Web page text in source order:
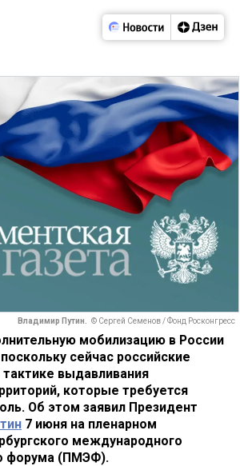
Владимир Путин. © Сергей Семенов / Фонд Росконгресс
мобилизацию в России
сейчас российские
выдавливания
которые требуется
Об этом заявил Президент
7 июня на пленарном
международного
форума (ПМЭФ).